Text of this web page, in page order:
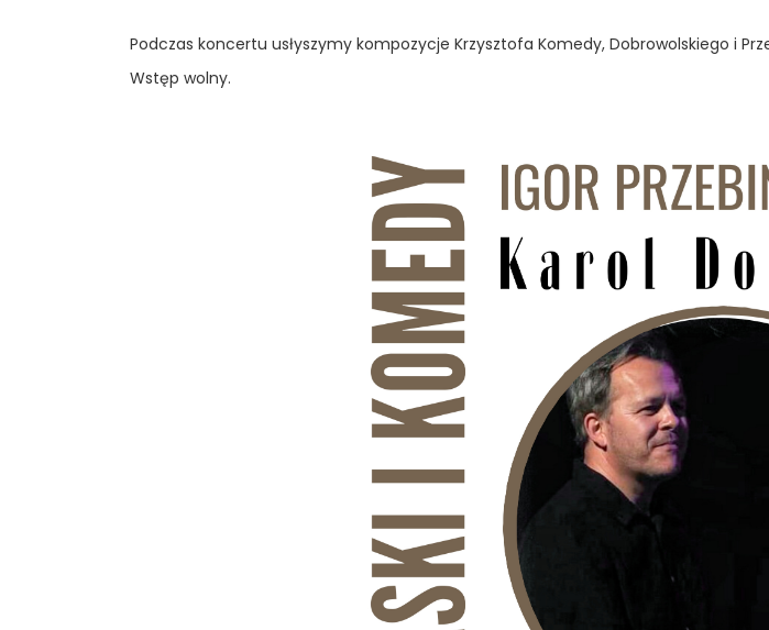
Podczas koncertu usłyszymy kompozycje Krzysztofa Komedy, Dobrowolskiego i
Wstęp wolny.